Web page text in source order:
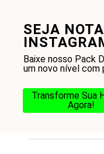
SEJA
Baixe nosso Pack
um novo nível com
Transforme Sua
Agora!
conteúdo